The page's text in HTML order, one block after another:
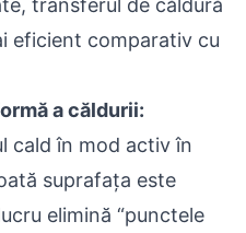
transferul de căldură
eficient comparativ cu
a căldurii:
cald în mod activ în
suprafața este
elimină “punctele